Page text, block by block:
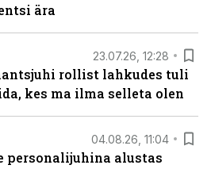
ära
23.07.26, 12:28
rollist lahkudes tuli
kes ma ilma selleta olen
04.08.26, 11:04
personalijuhina alustas